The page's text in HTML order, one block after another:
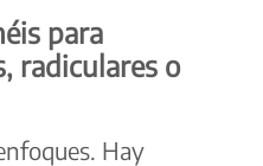
para
radiculares o
Hay